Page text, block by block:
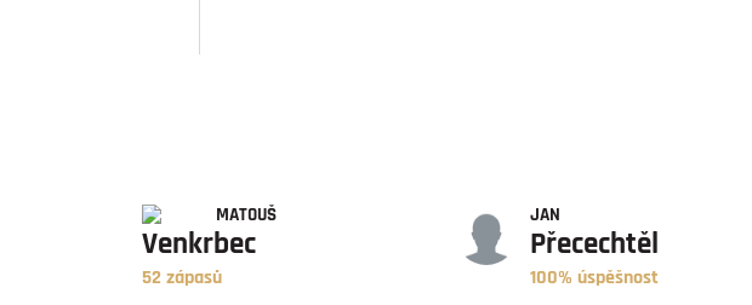
MATOUŠ
Venkrbec
52 zápasů
JAN
Přecechtěl
100% úspěšnost